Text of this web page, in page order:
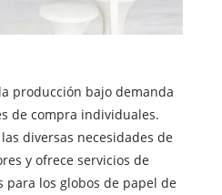
producción bajo demanda
de compra individuales.
diversas necesidades de
y ofrece servicios de
para los globos de papel de